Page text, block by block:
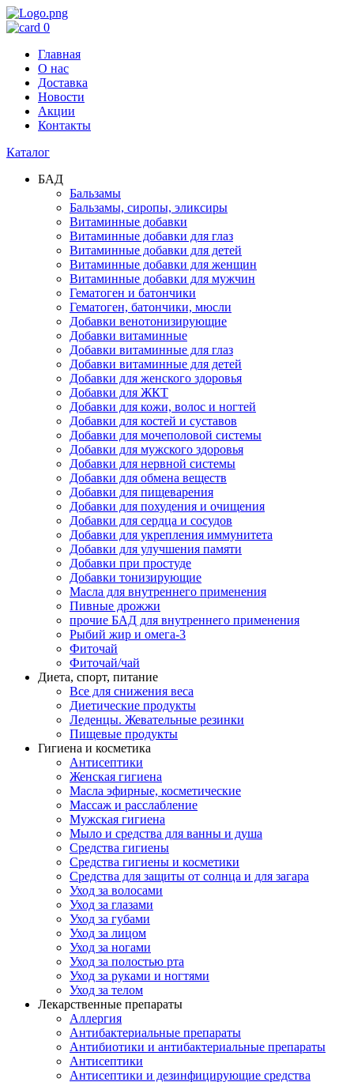
0
Главная
О нас
Доставка
Новости
Акции
Контакты
Каталог
БАД
Бальзамы
Бальзамы, сиропы, эликсиры
Витаминные добавки
Витаминные добавки для глаз
Витаминные добавки для детей
Витаминные добавки для женщин
Витаминные добавки для мужчин
Гематоген и батончики
Гематоген, батончики, мюсли
Добавки венотонизирующие
Добавки витаминные
Добавки витаминные для глаз
Добавки витаминные для детей
Добавки для женского здоровья
Добавки для ЖКТ
Добавки для кожи, волос и ногтей
Добавки для костей и суставов
Добавки для мочеполовой системы
Добавки для мужского здоровья
Добавки для нервной системы
Добавки для обмена веществ
Добавки для пищеварения
Добавки для похудения и очищения
Добавки для сердца и сосудов
Добавки для укрепления иммунитета
Добавки для улучшения памяти
Добавки при простуде
Добавки тонизирующие
Масла для внутреннего применения
Пивные дрожжи
прочие БАД для внутреннего применения
Рыбий жир и омега-3
Фиточай
Фиточай/чай
Диета, спорт, питание
Все для снижения веса
Диетические продукты
Леденцы. Жевательные резинки
Пищевые продукты
Гигиена и косметика
Антисептики
Женская гигиена
Масла эфирные, косметические
Массаж и расслабление
Мужская гигиена
Мыло и средства для ванны и душа
Средства гигиены
Средства гигиены и косметики
Средства для защиты от солнца и для загара
Уход за волосами
Уход за глазами
Уход за губами
Уход за лицом
Уход за ногами
Уход за полостью рта
Уход за руками и ногтями
Уход за телом
Лекарственные препараты
Аллергия
Антибактериальные препараты
Антибиотики и антибактериальные препараты
Антисептики
Антисептики и дезинфицирующие средства